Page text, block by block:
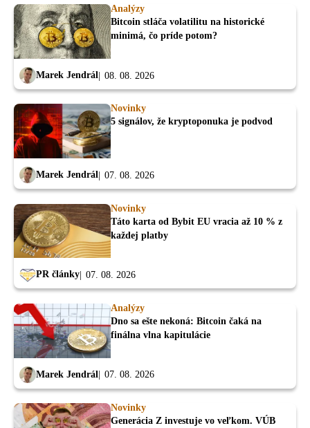
Analýzy
Bitcoin stláča volatilitu na historické
minimá, čo príde potom?
Marek Jendrál 08. 08. 2026
Novinky
5 signálov, že kryptoponuka je podvod
Marek Jendrál 07. 08. 2026
Novinky
Táto karta od Bybit EU vracia až 10 % z
každej platby
PR články 07. 08. 2026
Analýzy
Dno sa ešte nekoná: Bitcoin čaká na
finálna vlna kapitulácie
Marek Jendrál 07. 08. 2026
Novinky
Generácia Z investuje vo veľkom. VÚB